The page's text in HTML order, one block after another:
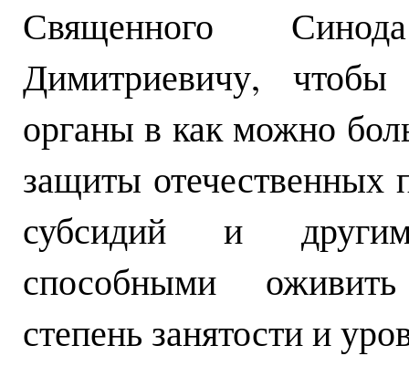
Священного
Димитриевичу,
органы в как можно
защиты отечественных
субсидий и
способными
степень занятости и